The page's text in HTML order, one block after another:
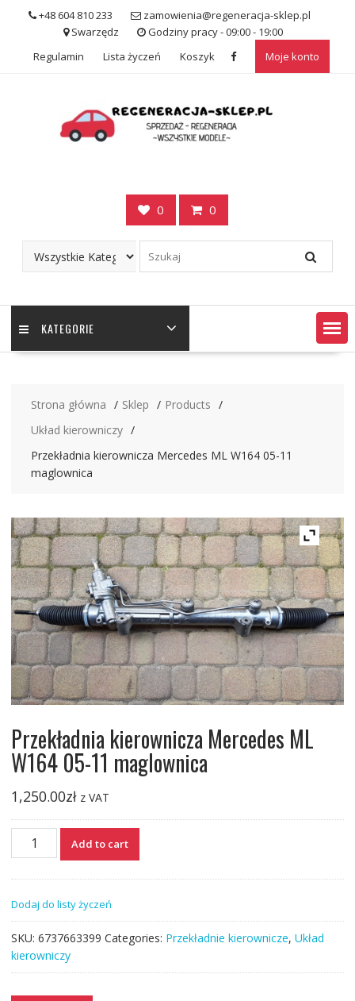
+48 604 810 233
zamowienia@regeneracja-sklep.pl
Swarzędz
Godziny pracy - 09:00 - 19:00
Regulamin
Lista życzeń Koszyk Moje konto
0 0
KATEGORIE
Strona główna Sklep
Products
Układ kierowniczy
Przekładnia kierownicza Mercedes ML W164 05-11
maglownica
Przekładnia kierownicza Mercedes ML
W164 05-11 maglownica
1,250.00zł z VAT
Przekładnia
kierownicza
W164
05-
11
maglownica
quantity
Add to cart
Dodaj do listy życzeń
SKU: 6737663399 Categories: Przekładnie kierownicze, Układ
kierowniczy